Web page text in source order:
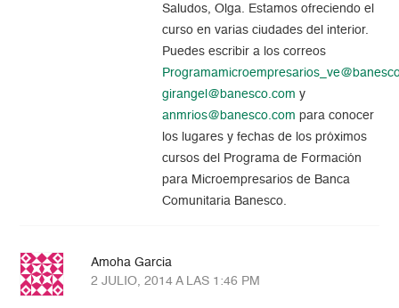
Saludos, Olga. Estamos ofreciendo el
curso en varias ciudades del interior.
Puedes escribir a los correos
girangel@banesco.com y
anmrios@banesco.com para conocer
los lugares y fechas de los próximos
cursos del Programa de Formación
para Microempresarios de Banca
Comunitaria Banesco.
Amoha Garcia
2 JULIO, 2014 A LAS 1:46 PM